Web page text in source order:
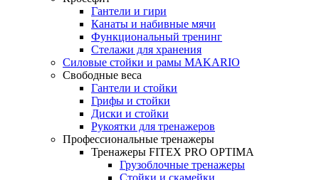
Гантели и гири
Канаты и набивные мячи
Функциональный тренинг
Стелажи для хранения
Силовые стойки и рамы MAKARIO
Свободные веса
Гантели и стойки
Грифы и стойки
Диски и стойки
Рукоятки для тренажеров
Профессиональные тренажеры
Тренажеры FITEX PRO OPTIMA
Грузоблочные тренажеры
Стойки и скамейки